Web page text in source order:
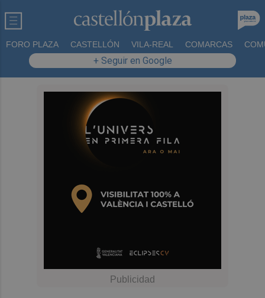
FORO PLAZA CASTELLÓN VILA-REAL COMARCAS
+ Seguir en Google